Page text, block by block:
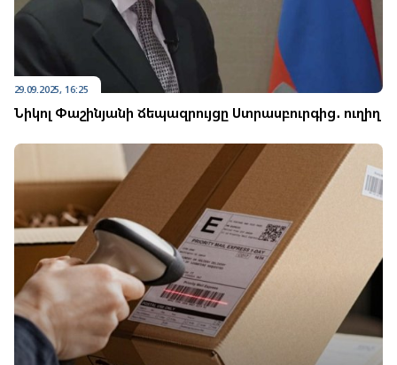
29.09.2025, 16:25
Նիկոլ Փաշինյանի ճեպազրույցը Ստրասբուրգից․ ուղիղ